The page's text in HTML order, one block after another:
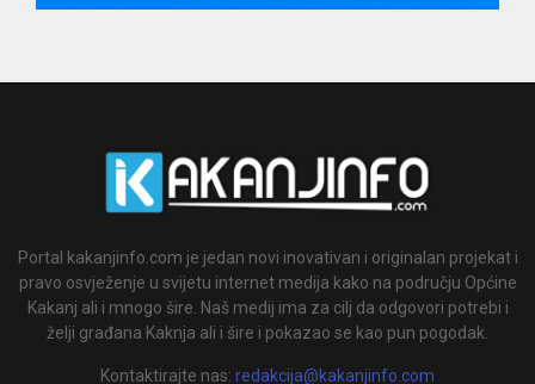
Portal kakanjinfo.com je jedan novi inovativan i originalan projekat i
pravo osvježenje u svijetu internet medija kako na području Općine
Kakanj ali i mnogo šire. Naš medij ima za cilj da odgovori potrebi i
želji građana Kaknja ali i šire i pokazao se kao pun pogodak.
Kontaktirajte nas: redakcija@kakanjinfo.com